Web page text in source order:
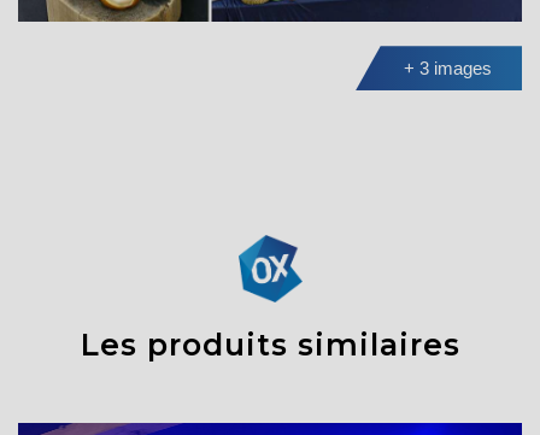
+ 3 images
Les produits similaires